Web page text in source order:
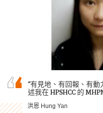
“有見地、有回報、有
述我在 HPSHCC 的
洪恩 Hung Yan
我要衷心感謝所有書院
指導，我可能無法獲得
郭如茵 Kwok Yu Yan
作為由基礎文憑銜接升
初以為會難以跟上課程
很快就跟上進度。